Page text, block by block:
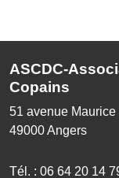
ASCDC-
Copains
51 avenue Maurice
49000Angers
Tél. : 06 64 20 14